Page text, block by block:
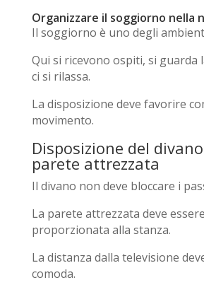
Organizzare il soggiorno nella
Il soggiorno è uno degli
Qui si ricevono ospiti, si guarda
ci si rilassa.
La disposizione deve favorire
movimento.
Disposizione del
parete attrezzata
Il divano non deve bloccare i
La parete attrezzata deve essere
proporzionata alla stanza.
La distanza dalla televisione
comoda.